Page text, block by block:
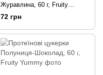
Журавлина, 60 г, Fruity
Yummy
72 грн